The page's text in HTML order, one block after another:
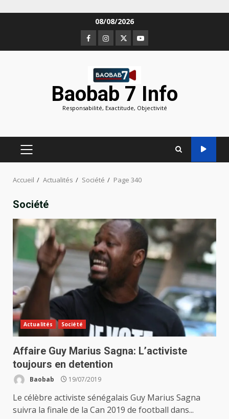
08/08/2026
Facebook
Instagram
TwitterYoutube
Baobab 7 Info
Responsabilité, Exactitude, Objectivité
MENU
PRINCIPAL
Accueil Actualités Société Page 340
Société
Actualités Société
Affaire Guy Marius Sagna: L’activiste
toujours en detention
Baobab 19/07/2019
Le célèbre activiste sénégalais Guy Marius Sagna
suivra la finale de la Can 2019 de football dans...